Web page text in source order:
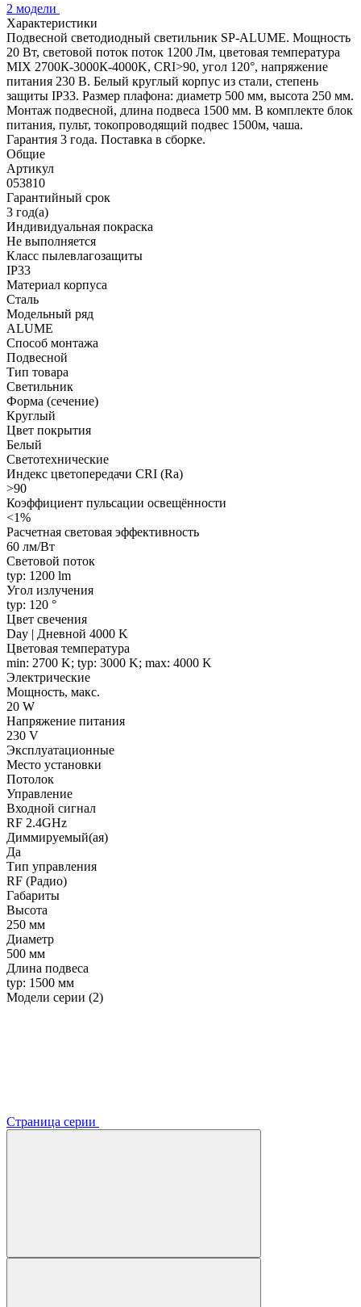
2 модели
Характеристики
Подвесной светодиодный светильник SP-ALUME. Мощность
20 Вт, световой поток поток 1200 Лм, цветовая температура
MIX 2700К-3000К-4000K, CRI>90, угол 120°, напряжение
питания 230 В. Белый круглый корпус из стали, степень
защиты IP33. Размер плафона: диаметр 500 мм, высота 250 мм.
Монтаж подвесной, длина подвеса 1500 мм. В комплекте блок
питания, пульт, токопроводящий подвес 1500м, чаша.
Гарантия 3 года. Поставка в сборке.
Общие
Артикул
053810
Гарантийный срок
3 год(а)
Индивидуальная покраска
Не выполняется
Класс пылевлагозащиты
IP33
Материал корпуса
Сталь
Модельный ряд
ALUME
Способ монтажа
Подвесной
Тип товара
Светильник
Форма (сечение)
Круглый
Цвет покрытия
Белый
Светотехнические
Индекс цветопередачи CRI (Ra)
>90
Коэффициент пульсации освещённости
<1%
Расчетная световая эффективность
60 лм/Вт
Световой поток
typ: 1200 lm
Угол излучения
typ: 120 °
Цвет свечения
Day | Дневной 4000 K
Цветовая температура
min: 2700 K; typ: 3000 K; max: 4000 K
Электрические
Мощность, макс.
20 W
Напряжение питания
230 V
Эксплуатационные
Место установки
Потолок
Управление
Входной сигнал
RF 2.4GHz
Диммируемый(ая)
Да
Тип управления
RF (Радио)
Габариты
Высота
250 мм
Диаметр
500 мм
Длина подвеса
typ: 1500 мм
Модели серии (2)
Страница серии